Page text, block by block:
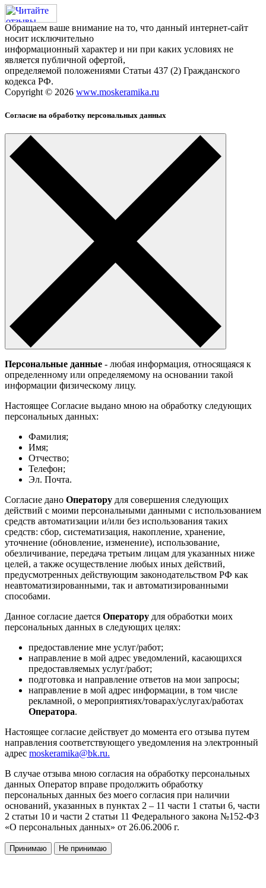
Обращаем ваше внимание на то, что данный интернет-сайт
носит исключительно
информационный характер и ни при каких условиях не
является публичной офертой,
определяемой положениями Статьи 437 (2) Гражданского
кодекса РФ.
Copyright © 2026 www.moskeramika.ru
Согласие на обработку персональных данных
Персональные данные - любая информация, относящаяся к
определенному или определяемому на основании такой
информации физическому лицу.
Настоящее Согласие выдано мною на обработку следующих
персональных данных:
Фамилия;
Имя;
Отчество;
Телефон;
Эл. Почта.
Согласие дано Оператору для совершения следующих
действий с моими персональными данными с использованием
средств автоматизации и/или без использования таких
средств: сбор, систематизация, накопление, хранение,
уточнение (обновление, изменение), использование,
обезличивание, передача третьим лицам для указанных ниже
целей, а также осуществление любых иных действий,
предусмотренных действующим законодательством РФ как
неавтоматизированными, так и автоматизированными
способами.
Данное согласие дается Оператору для обработки моих
персональных данных в следующих целях:
предоставление мне услуг/работ;
направление в мой адрес уведомлений, касающихся
предоставляемых услуг/работ;
подготовка и направление ответов на мои запросы;
направление в мой адрес информации, в том числе
рекламной, о мероприятиях/товарах/услугах/работах
Оператора.
Настоящее согласие действует до момента его отзыва путем
направления соответствующего уведомления на электронный
адрес moskeramika@bk.ru.
В случае отзыва мною согласия на обработку персональных
данных Оператор вправе продолжить обработку
персональных данных без моего согласия при наличии
оснований, указанных в пунктах 2 – 11 части 1 статьи 6, части
2 статьи 10 и части 2 статьи 11 Федерального закона №152-ФЗ
«О персональных данных» от 26.06.2006 г.
Принимаю Не принимаю